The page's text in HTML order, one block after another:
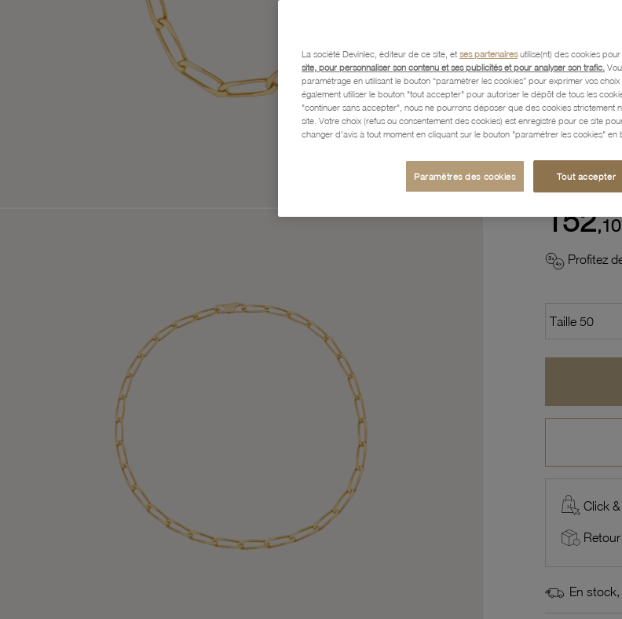
Paiement,
152
Profitez
Click
En
La société Devinlec, éditeur de ce site, et ses partenairesutilise(nt) des cookies
site, pour personnaliser son contenu et ses publicités et pour analyser son trafic.
paramétrage en utilisant le bouton “paramétrer les cookies” pour exprimer vos
également utiliser le bouton "tout accepter" pour autoriser le dépôt de tous les
"continuer sans accepter", nous ne pourrons déposer que des cookies strictement
site. Votre choix (refus ou consentement des cookies) est enregistré pour ce site
changer d'avis à tout moment en cliquant sur le bouton "paramétrer les cookies" en
Paramètres des cookies Tout accepter